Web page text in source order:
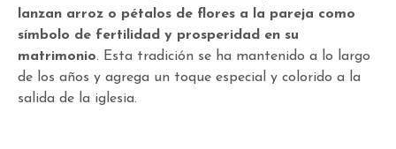
lanzan arroz o pétalos de flores a la pareja como
símbolo de fertilidad y prosperidad en su
matrimonio. Esta tradición se ha mantenido a lo largo
de los años y agrega un toque especial y colorido a la
salida de la iglesia.